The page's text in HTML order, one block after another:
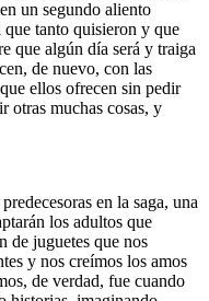
un segundo aliento
tanto quisieron y que
que algún día será y traiga
de nuevo, con las
ellos ofrecen sin pedir
otras muchas cosas, y
en la saga, una
los adultos que
de juguetes que nos
y nos creímos los amos
de verdad, fue cuando